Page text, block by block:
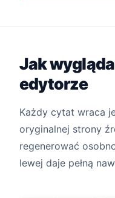
Jak
edytorze
Każdy cytat wraca
oryginalnej strony
regenerować
lewej daje pełną